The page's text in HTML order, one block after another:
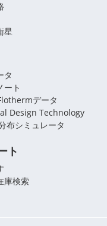
星
タ
ート
データ
Design Technology
布シミュレータ
ト
庫検索